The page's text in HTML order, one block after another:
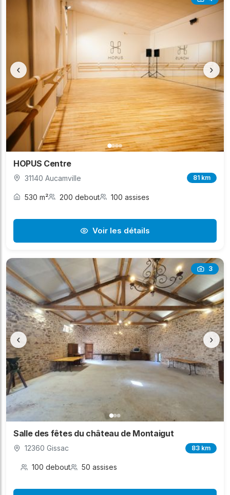
‹ ›
HOPUS Centre
31140 Aucamville 81 km
530 m² 200 debout 100 assises
Voir les détails
3
‹ ›
Salle des fêtes du château de Montaigut
12360 Gissac 83 km
100 debout 50 assises